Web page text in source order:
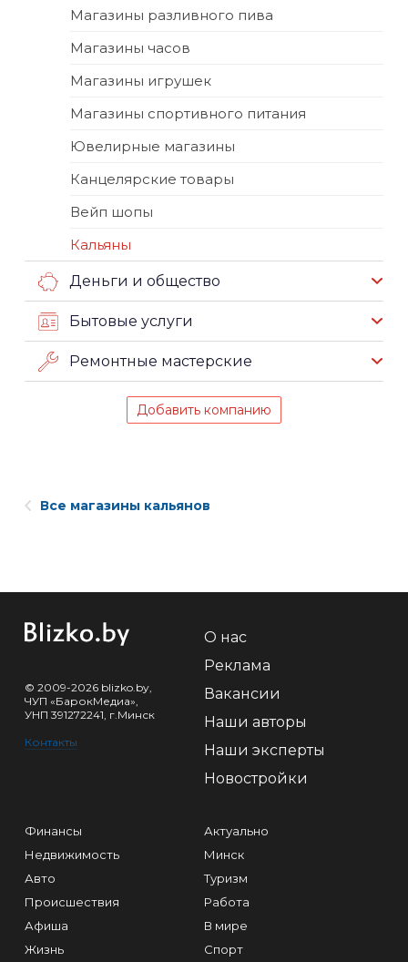
Магазины разливного пива
Магазины часов
Магазины игрушек
Магазины спортивного питания
Ювелирные магазины
Канцелярские товары
Вейп шопы
Кальяны
Деньги и общество
Бытовые услуги
Ремонтные мастерские
Добавить компанию
Все магазины кальянов
© 2009-2026 blizko.by,
ЧУП «БарокМедиа»,
УНП 391272241, г.Минск
Контакты
О нас
Реклама
Вакансии
Наши авторы
Наши эксперты
Новостройки
Финансы
Недвижимость
Авто
Происшествия
Афиша
Жизнь
Актуально
Минск
Туризм
Работа
В мире
Спорт